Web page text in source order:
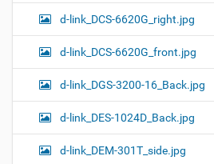
d-link_DCS-6620G_right.jpg
d-link_DCS-6620G_front.jpg
d-link_DGS-3200-16_Back.jpg
d-link_DES-1024D_Back.jpg
d-link_DEM-301T_side.jpg